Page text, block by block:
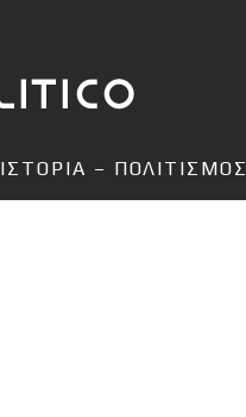
ΙΣΤΟΡΙΑ – ΠΟΛΙΤΙΣΜΟΣ